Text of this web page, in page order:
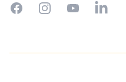
FacebookInstagramYouTubeLinkedIn